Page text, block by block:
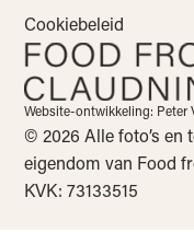
Cookiebeleid
Website-ontwikkeling: Peter
© 2026 Alle foto’s en
eigendom van Food
KVK: 73133515